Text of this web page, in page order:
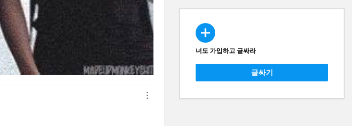
CREATE
너도 가입하고 글싸라
글싸기